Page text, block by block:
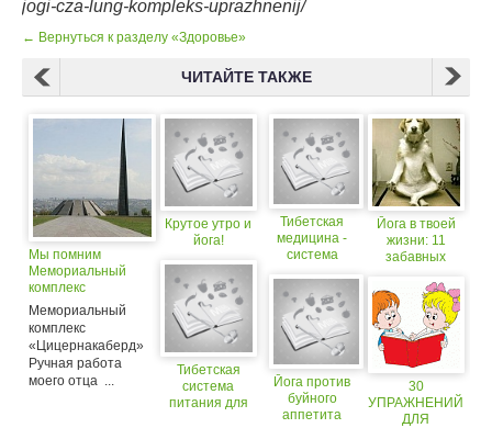
jogi-cza-lung-kompleks-uprazhnenij/
← Вернуться к разделу «Здоровье»
ЧИТАЙТЕ ТАКЖЕ
Мы помним
Мемориальный
комплекс
«Цицернакаберд»
Мемориальный
комплекс
«Цицернакаберд»
Ручная работа
моего отца ...
Крутое утро и
йога!
Тибетская
система
питания для
Тибетская
медицина -
система
организма.
Йога против
буйного
аппетита
Йога в твоей
жизни: 11
забавных
30
УПРАЖНЕНИЙ
ДЛЯ